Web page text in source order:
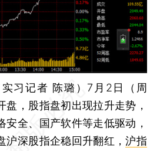
习记者 陈璐） 7月2日（周
盘，股指盘初出现拉升走势，
安全、国产软件等走低驱动，
沪深股指企稳回升翻红，沪指